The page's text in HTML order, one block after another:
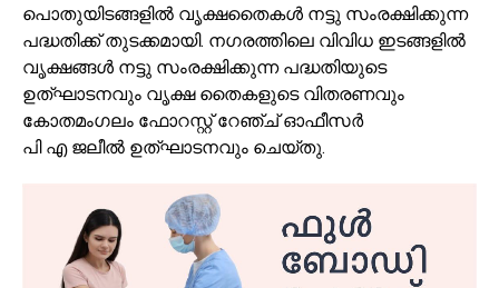
പൊതുയിടങ്ങളിൽ വൃക്ഷതൈകൾ നട്ടു സംരക്ഷിക്കുന്ന
പദ്ധതിക്ക് തുടക്കമായി. നഗരത്തിലെ വിവിധ ഇടങ്ങളിൽ
വൃക്ഷങ്ങൾ നട്ടു സംരക്ഷിക്കുന്ന പദ്ധതിയുടെ
ഉത്ഘാടനവും വൃക്ഷ തൈകളുടെ വിതരണവും
കോതമംഗലം ഫോറസ്റ്റ് റേഞ്ച് ഓഫീസർ
പി എ ജലീൽ ഉത്ഘാടനവും ചെയ്തു.